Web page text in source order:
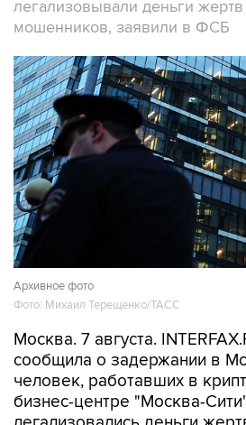
Архивное фото
Фото: Михаил Терещенко/ТАСС
Москва. 7 августа.
человек, работавших в
бизнес-центре "Москва-
легализовались деньги
мошенников, прекращена